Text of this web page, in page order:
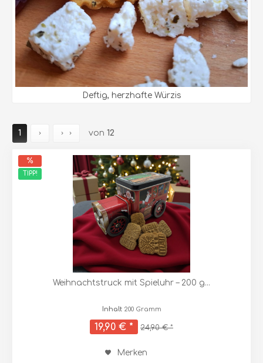
Deftig, herzhafte Würzis
1 von 12
TIPP!
Weihnachtstruck mit Spieluhr – 200 g...
Inhalt 200 Gramm
19,90 € * 24,90 € *
Merken